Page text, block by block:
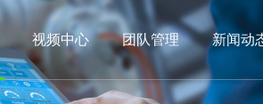
视频中心 团队管理 新闻动